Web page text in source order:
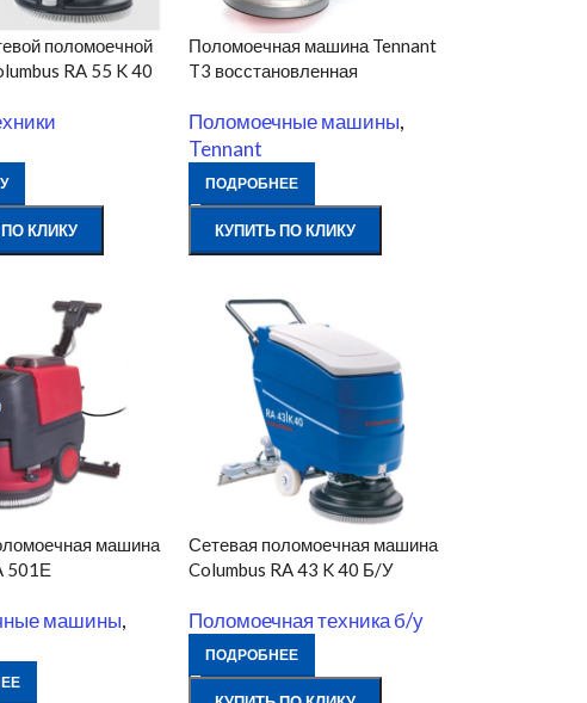
поломоечной
RA 55 K 40
КЛИКУ
Поломоечная машина Tennant
T3 восстановленная
Поломоечные машины,
Tennant
ПОДРОБНЕЕ
КУПИТЬ ПО КЛИКУ
машина
501Е
машины,
Сетевая поломоечная машина
Columbus RA 43 K 40 Б/У
Поломоечная техника б/у
ПОДРОБНЕЕ